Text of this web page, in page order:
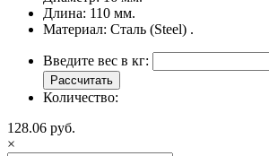
Длина: 110 мм.
Материал: Сталь (Steel) .
Введите вес в кг:
Рассчитать
Количество:
128.06 руб.
×